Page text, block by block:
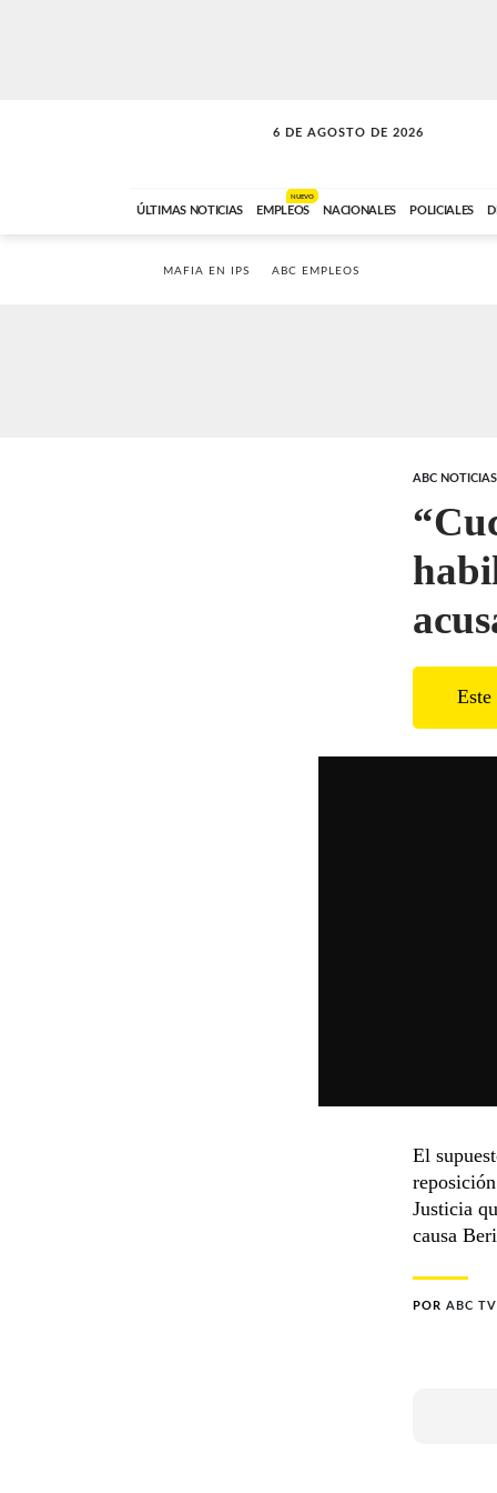
6 DE AGOSTO DE 2026
VITAMINAS
ÚLTIMAS NOTICIAS EMPLEOS
NUEVO
NACIONALES POLICIALES
MAFIA EN IPS ABC EMPLEOS
ABC NOTICIAS
El
Justicia
causa
POR ABC TV